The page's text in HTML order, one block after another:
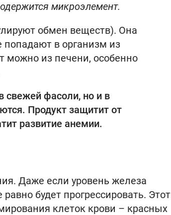
микроэлемент.
обмен веществ). Она
в организм из
из печени, особенно
свежей фасоли, но и в
Продукт защитит от
развитие анемии.
Даже если уровень железа
равно будет прогрессировать. Этот
клеток крови – красных